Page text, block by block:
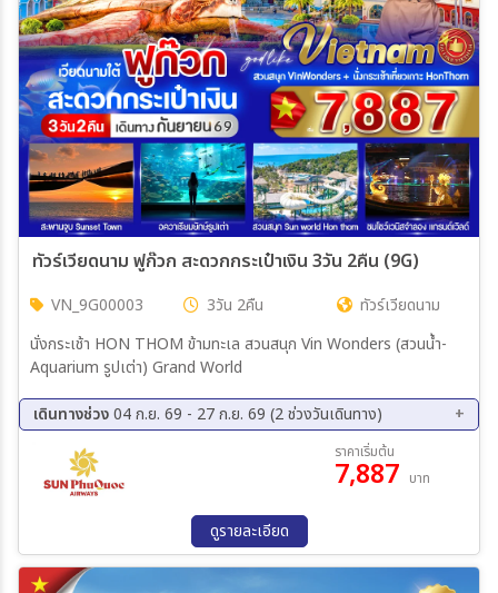
สายการบิน
ตั้งแต่วันที่
ถึงวันที่
เฉพาะเดือน
เฉพาะเทศกาล
ค้นหา
ทัวร์เวียดนาม ฟูก๊วก สะดวกกระเป๋าเงิน 3วัน 2คืน (9G)
VN_9G00003 3วัน 2คืน
ทัวร์เวียดนาม
นั่งกระเช้า HON THOM ข้ามทะเล สวนสนุก Vin Wonders (สวนน้ำ-
Aquarium รูปเต่า) Grand World
เดินทางช่วง04 ก.ย. 69 - 27 ก.ย. 69 (2 ช่วงวันเดินทาง)
04 ก.ย. 69 - 06 ก.ย. 69 25 ก.ย. 69 - 27 ก.ย. 69
ราคาเริ่มต้น
7,887 บาท
ดูรายละเอียด